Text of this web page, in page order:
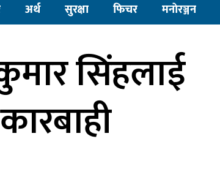
अर्थ सुरक्षा फिचर मनाेरञ्जन
सिंहलाई